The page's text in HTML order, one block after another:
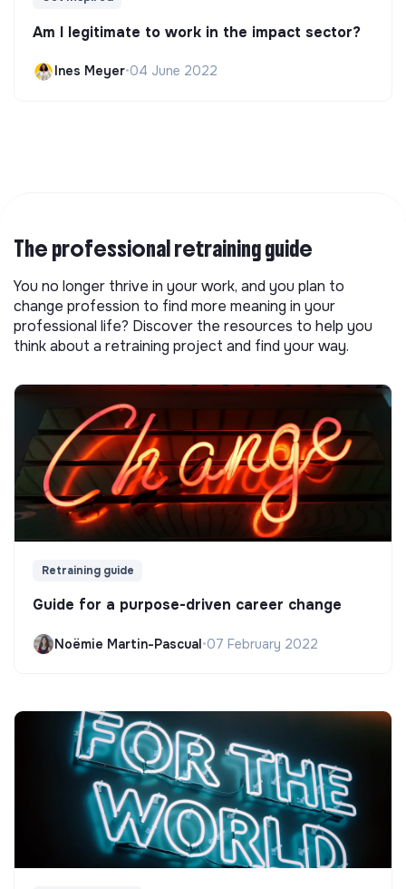
Am I legitimate to work in the impact sector?
Ines Meyer•04 June 2022
The professional retraining guide
You no longer thrive in your work, and you plan to
change profession to find more meaning in your
professional life? Discover the resources to help you
think about a retraining project and find your way.
Retraining guide
Guide for a purpose-driven career change
Noëmie Martin-Pascual•07 February 2022